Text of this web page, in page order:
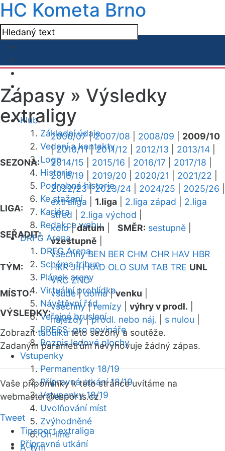
HC Kometa Brno
Klub
Základní údaje
Vedení a kontakty
Logo
Historie
Podrobná historie
Ke stažení
Kariéra
Redakce webu
DRFG Arena
DRFG Arena
Schéma tribun
Plánek areny
Virtuální prohlídka
Návštěvní řád
Veřejné bruslení
PRESS: pro novináře
Rozpis ledové plochy
Vstupenky
Permanentky 18/19
Přípravná utkání 18/19
Vstupenky 18/19
Uvolňování míst
Zvýhodněné
On-line
A-tým
Zápasy » Výsledky
extraligy
SEZONA:
2006/07|2007/08 2008/09
2009/10
|2010/11|2011/12 2012/13 2013/14
2014/15
2015/16 2016/17 2017/18
2018/19
2019/20 2020/21 2021/22
2022/23|2023/24 2024/25 2025/26
LIGA:
extraliga 1.liga 2.liga západ
2.liga
střed
2.liga východ
SEŘADIT:
kolo|datum SMĚR: sestupně
vzestupně
TÝM:
všechny BEN BER CHM CHR HAV HBR
HKR JIH KAD OLO SUM TAB TRE UNL
VRC ZNO
MÍSTO:
všude|doma|venku
VÝSLEDKY:
všechny|remízy výhry v prodl.
nájezdy|prodl. nebo náj. s nulou
Zobrazittabulkutéto sezóny a soutěže.
Zadaným parametrům nevyhovuje žádný zápas.
Vaše připomínky k této stránce uvítáme na
webmaster@esports.cz.
Tweet
Tipsport extraliga
Přípravná utkání